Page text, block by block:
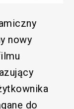
nowy
do